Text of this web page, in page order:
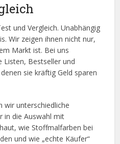
und Vergleich. Unabhängig
Wir zeigen ihnen nicht nur,
Markt ist. Bei uns
Listen, Bestseller und
sie kräftig Geld sparen
wir unterschiedliche
in die Auswahl mit
wie Stoffmalfarben bei
und wie „echte Käufer“